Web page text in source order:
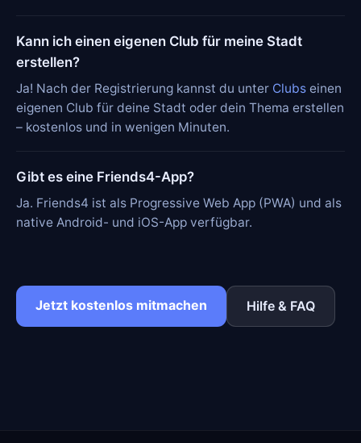
Kann ich einen eigenen Club für meine Stadt
erstellen?
Ja! Nach der Registrierung kannst du unter Clubs einen
eigenen Club für deine Stadt oder dein Thema erstellen
– kostenlos und in wenigen Minuten.
Gibt es eine Friends4-App?
Ja. Friends4 ist als Progressive Web App (PWA) und als
native Android- und iOS-App verfügbar.
Jetzt kostenlos mitmachen Hilfe & FAQ